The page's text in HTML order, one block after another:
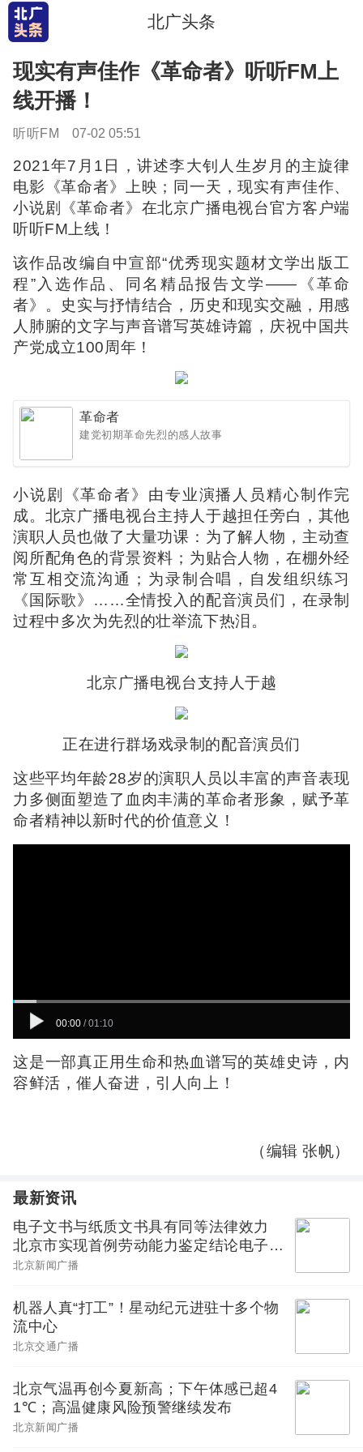
北广头条
现实有声佳作《革命者》听听FM上
线开播！
听听FM 07-02 05:51
2021年7月1日，讲述李大钊人生岁月的主旋律
电影《革命者》上映；同一天，现实有声佳作、
小说剧《革命者》在北京广播电视台官方客户端
听听FM上线！
该作品改编自中宣部“优秀现实题材文学出版工
程”入选作品、同名精品报告文学——《革命
者》。史实与抒情结合，历史和现实交融，用感
人肺腑的文字与声音谱写英雄诗篇，庆祝中国共
产党成立100周年！
革命者
建党初期革命先烈的感人故事
小说剧《革命者》由专业演播人员精心制作完
成。北京广播电视台主持人于越担任旁白，其他
演职人员也做了大量功课：为了解人物，主动查
阅所配角色的背景资料；为贴合人物，在棚外经
常互相交流沟通；为录制合唱，自发组织练习
《国际歌》……全情投入的配音演员们，在录制
过程中多次为先烈的壮举流下热泪。
北京广播电视台支持人于越
正在进行群场戏录制的配音演员们
这些平均年龄28岁的演职人员以丰富的声音表现
力多侧面塑造了血肉丰满的革命者形象，赋予革
命者精神以新时代的价值意义！
00:00 / 01:10
这是一部真正用生命和热血谱写的英雄史诗，内
容鲜活，催人奋进，引人向上！
（编辑 张帆）
最新资讯
电子文书与纸质文书具有同等法律效力
北京市实现首例劳动能力鉴定结论电子送
达
北京新闻广播
机器人真“打工”！星动纪元进驻十多个物
流中心
北京交通广播
北京气温再创今夏新高；下午体感已超4
1℃；高温健康风险预警继续发布
北京新闻广播